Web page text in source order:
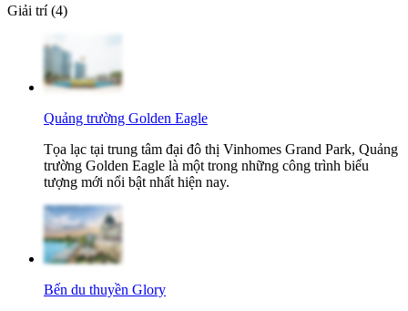
Giải trí (4)
Quảng trường Golden Eagle
Tọa lạc tại trung tâm đại đô thị Vinhomes Grand Park, Quảng
trường Golden Eagle là một trong những công trình biểu
tượng mới nổi bật nhất hiện nay.
Bến du thuyền Glory